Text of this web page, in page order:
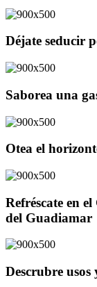
Déjate seducir
Saborea una
Otea el
Refréscate en
del Guadiamar
Descrubre usos